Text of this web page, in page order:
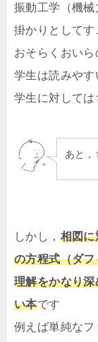
振動工学（機
掛かりとしてす
おそらくおい
学生は読みや
学生に対しては
あと，
しかし， 相図に
の方程式（ダ
理解をかなり
い本です
例えば単純な